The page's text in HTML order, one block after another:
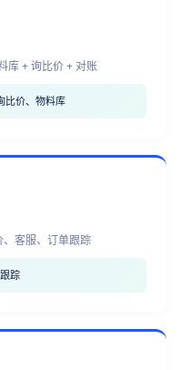
库 + 询比价 + 对账
比价、物料库
客服、订单跟踪
踪